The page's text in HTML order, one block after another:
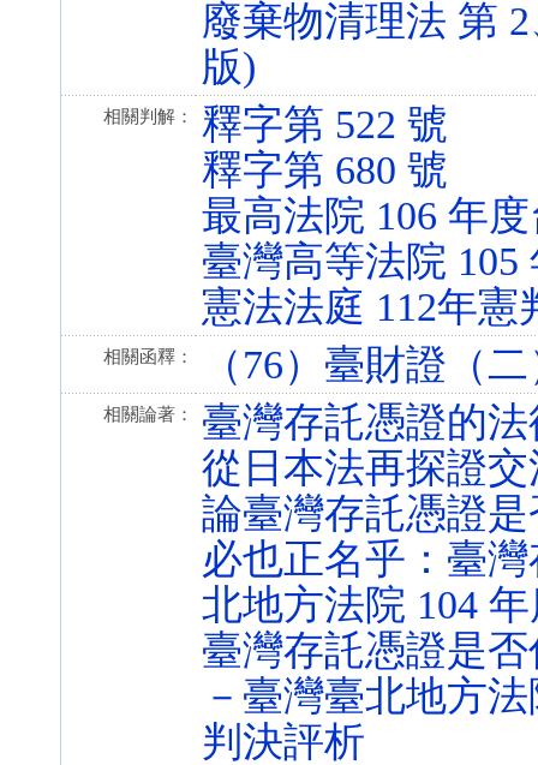
廢棄物清理法 第 2
版)
相關判解：
釋字第 522 號
釋字第 680 號
最高法院 106 年
臺灣高等法院 105
憲法法庭 112年憲
相關函釋： （76）臺財證（
相關論著：
臺灣存託憑證的
從日本法再探證
論臺灣存託憑證
必也正名乎：臺
北地方法院 104
臺灣存託憑證是
－臺灣臺北地方
判決評析